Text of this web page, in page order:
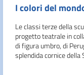
I colori del
Le classi terze della
progetto teatrale in
di figura umbro, di
splendida cornice della